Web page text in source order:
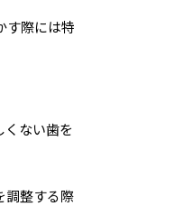
す際には特
ない歯を
調整する際